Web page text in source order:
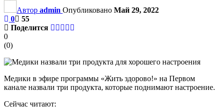
Автор admin Опубликовано Май 29, 2022
0
55
Поделится
0
(0)
Медики в эфире программы «Жить здорово!» на Первом
канале назвали три продукта, которые поднимают настроение.
Сейчас читают: